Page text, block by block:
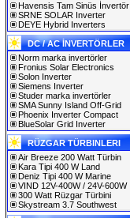
Havensis Tam Sinüs İnvertör
SRNE SOLAR Inverter
DEYE Hybrid Inverters
DC / AC İNVERTÖRLER
Norm marka invertörler
Fronius Solar Electronics
Solon Inverter
Siemens Inverter
Studer marka invertörler
SMA Sunny Island Off-Grid
Phoenix Inverter Compact
BlueSolar Grid Inverter
RÜZGAR TÜRBINLERI
Air Breeze 200 Watt Türbin
Kara Tipi 400 W Land
Deniz Tipi 400 W Marine
VIND 12V-400W / 24V-600W
300 Watt Rüzgar Türbini
Skystream 3.7 Southwest